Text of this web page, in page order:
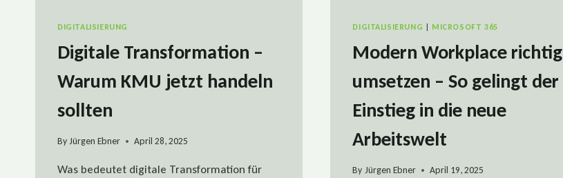
DIGITALISIERUNG
Digitale Transformation –
Warum KMU jetzt handeln
sollten
ByJürgen Ebner April 28, 2025
Was bedeutet digitale Transformation für
DIGITALISIERUNG | MICROSOFT 365
Modern Workplace richtig
umsetzen – So gelingt der
Einstieg in die neue
Arbeitswelt
By Jürgen Ebner April 19, 2025